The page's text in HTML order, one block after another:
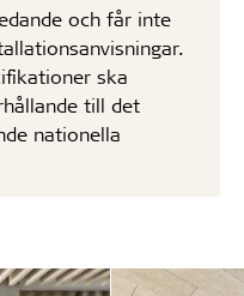
och får inte
ska
till det
nationella